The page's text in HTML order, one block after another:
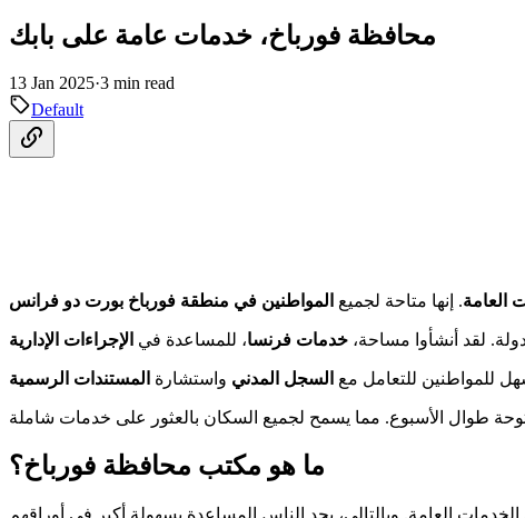
محافظة فورباخ، خدمات عامة على بابك
13 Jan 2025·3 min read
Default
العامة. إنها متاحة لجميع المواطنين في منطقة فورباخ بورت دو فرانس
لقد أنشأوا مساحة، خدمات فرنسا، للمساعدة في الإجراءات الإدارية
للمواطنين للتعامل مع السجل المدني واستشارة المستندات الرسمية
ما هو مكتب محافظة فورباخ؟